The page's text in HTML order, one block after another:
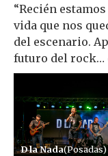
“Recién
vida que nos
del escenario.
futuro del rock…
D la Nada(Posadas)